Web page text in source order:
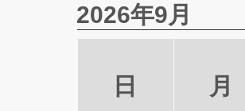
2026年9月
日 月